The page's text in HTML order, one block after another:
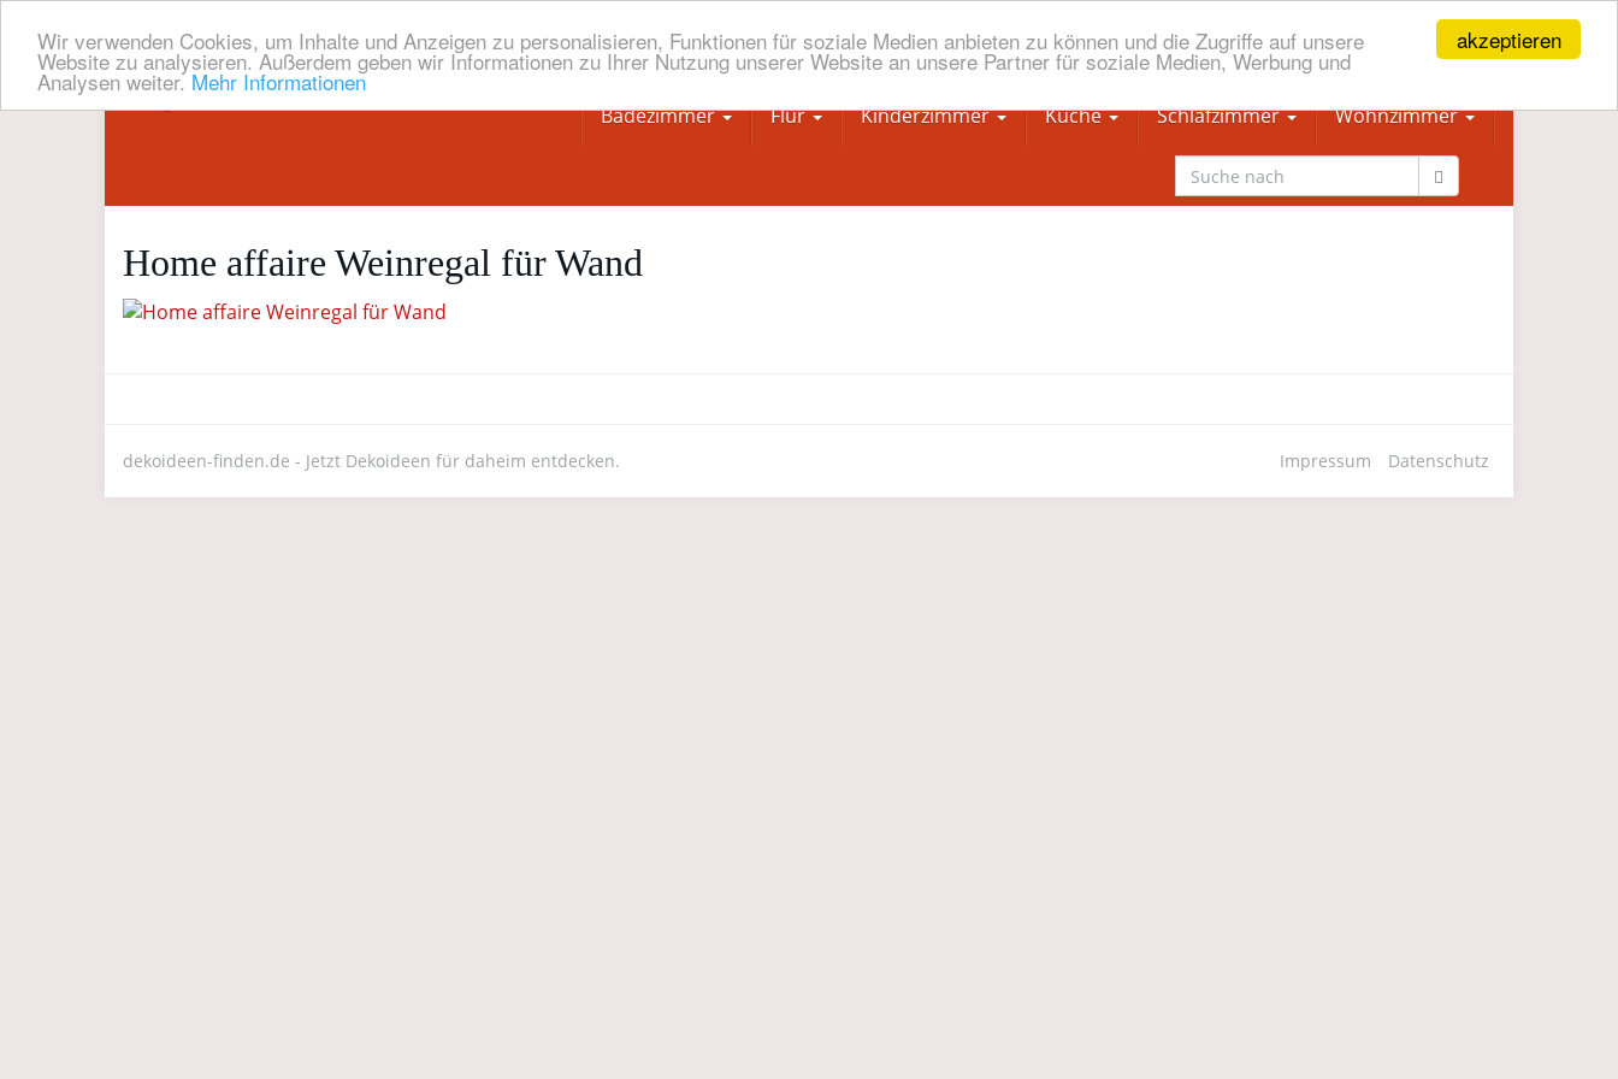
akzeptieren
Wir verwenden Cookies, um Inhalte und Anzeigen zu personalisieren, Funktionen für soziale Medien anbieten zu können und die Zugriffe auf unsere
Website zu analysieren. Außerdem geben wir Informationen zu Ihrer Nutzung unserer Website an unsere Partner für soziale Medien, Werbung und
Analysen weiter. Mehr Informationen
to
Badezimmer Flur Kinderzimmer Küche Schlafzimmer Wohnzimmer
Home affaire Weinregal für Wand
dekoideen-finden.de - Jetzt Dekoideen für daheim entdecken. Impressum Datenschutz